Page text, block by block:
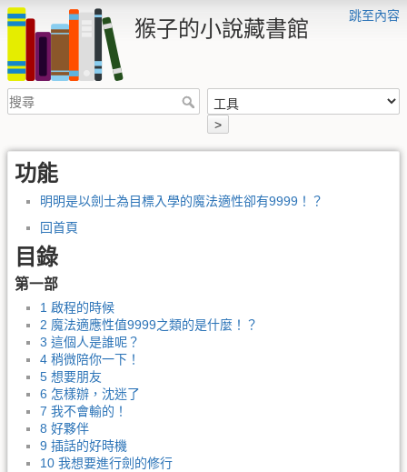
跳至內容
猴子的小說藏書館
>
功能
明明是以劍士為目標入學的魔法適性卻有9999！？
回首頁
目錄
第一部
1 啟程的時候
2 魔法適應性值9999之類的是什麼！？
3 這個人是誰呢？
4 稍微陪你一下！
5 想要朋友
6 怎樣辦，沈迷了
7 我不會輸的！
8 好夥伴
9 插話的好時機
10 我想要進行劍的修行